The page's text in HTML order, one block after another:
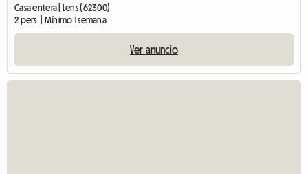
Casa entera | Lens (62300)
2 pers. | Mínimo 1 semana
Ver anuncio